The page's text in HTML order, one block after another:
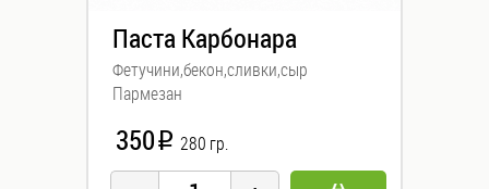
Паста Карбонара
Фетучини,бекон,сливки,сыр
Пармезан
350 i 280 гр.